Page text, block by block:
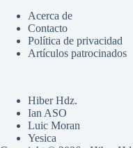
Acerca de
Contacto
Política de privacidad
Artículos patrocinados
Hiber Hdz.
Ian ASO
Luic Moran
Yesica